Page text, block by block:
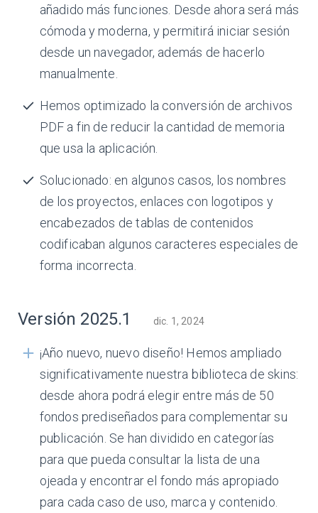
añadido más funciones. Desde ahora será más
cómoda y moderna, y permitirá iniciar sesión
desde un navegador, además de hacerlo
manualmente.
Hemos optimizado la conversión de archivos
PDF a fin de reducir la cantidad de memoria
que usa la aplicación.
Solucionado: en algunos casos, los nombres
de los proyectos, enlaces con logotipos y
encabezados de tablas de contenidos
codificaban algunos caracteres especiales de
forma incorrecta.
Versión 2025.1 dic. 1, 2024
¡Año nuevo, nuevo diseño! Hemos ampliado
significativamente nuestra biblioteca de skins:
desde ahora podrá elegir entre más de 50
fondos prediseñados para complementar su
publicación. Se han dividido en categorías
para que pueda consultar la lista de una
ojeada y encontrar el fondo más apropiado
para cada caso de uso, marca y contenido.